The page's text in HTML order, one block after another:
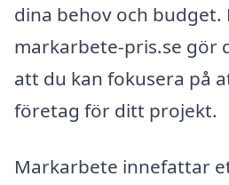
dina behov och
markarbete-pris.se gör
att du kan fokusera på
företag för ditt projekt.
Markarbete innefattar